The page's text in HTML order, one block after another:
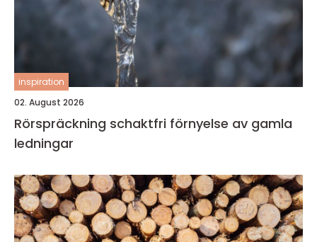
inspiration
02. August 2026
Rörspräckning schaktfri förnyelse av gamla
ledningar